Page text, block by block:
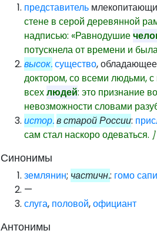
представитель
стене в серой деревянной
надписью: «Равнодушие
потускнела от времени и
высок.существо,
доктором, со всеми людьми,
всехлюдей: это признание
невозможности словами
истор.в старой России:
сам стал наскоро одеваться. ]
Синонимы
землянин; частичн.: гомо
—
слуга, половой,официант
Антонимы